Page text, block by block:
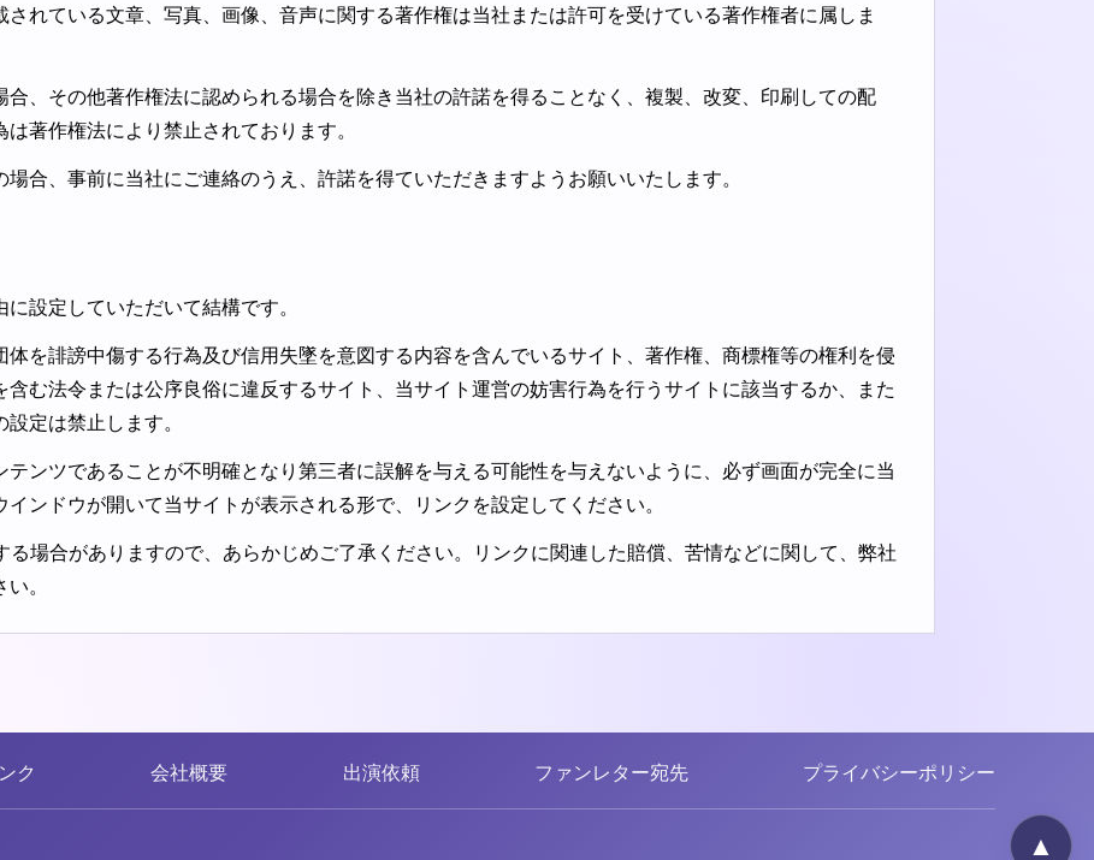
れている文章、写真、画像、音声に関する著作権は当社または許可を受けている著作権者に属しま
、その他著作権法に認められる場合を除き当社の許諾を得ることなく、複製、改変、印刷しての配
著作権法により禁止されております。
合、事前に当社にご連絡のうえ、許諾を得ていただきますようお願いいたします。
設定していただいて結構です。
を誹謗中傷する行為及び信用失墜を意図する内容を含んでいるサイト、著作権、商標権等の権利を侵
む法令または公序良俗に違反するサイト、当サイト運営の妨害行為を行うサイトに該当するか、また
定は禁止します。
テンツであることが不明確となり第三者に誤解を与える可能性を与えないように、必ず画面が完全に当
ンドウが開いて当サイトが表示される形で、リンクを設定してください。
場合がありますので、あらかじめご了承ください。リンクに関連した賠償、苦情などに関して、弊社
。
ク 会社概要 出演依頼 ファンレター宛先 プライバシーポリシー
▲